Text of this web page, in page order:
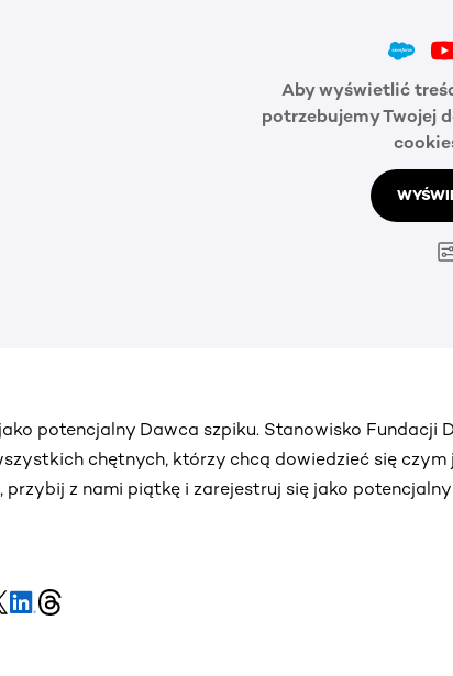
Aby wyświetlić
potrzebujemy Twojej
potencjalny Dawca szpiku. Stanowisko Fundacji
chętnych, którzy chcą dowiedzieć się
przybij z nami piątkę i zarejestruj się jako